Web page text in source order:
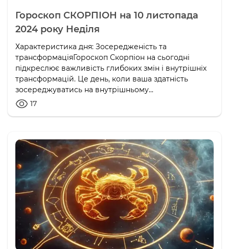
Гороскоп СКОРПІОН на 10 листопада
2024 року Неділя
Характеристика дня: Зосередженість та
трансформаціяГороскоп Скорпіон на сьогодні
підкреслює важливість глибоких змін і внутрішніх
трансформацій. Це день, коли ваша здатність
зосереджуватись на внутрішньому...
17